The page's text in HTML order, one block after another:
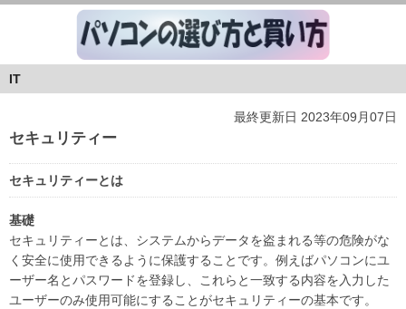
IT
最終更新日 2023年09月07日
セキュリティー
セキュリティーとは
基礎
セキュリティーとは、システムからデータを盗まれる等の危険がな
く安全に使用できるように保護することです。例えばパソコンにユ
ーザー名とパスワードを登録し、これらと一致する内容を入力した
ユーザーのみ使用可能にすることがセキュリティーの基本です。